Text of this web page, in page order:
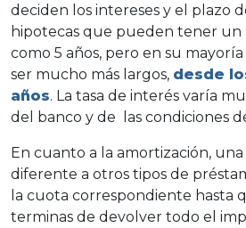
deciden los intereses y el plazo
hipotecas que pueden tener un
como 5 años, pero en su
ser mucho más largos, desde
años. La tasa de interés varía
del banco y de las condiciones
En cuanto a la amortización,
diferente a otros tipos de
la cuota correspondiente hasta
terminas de devolver todo el